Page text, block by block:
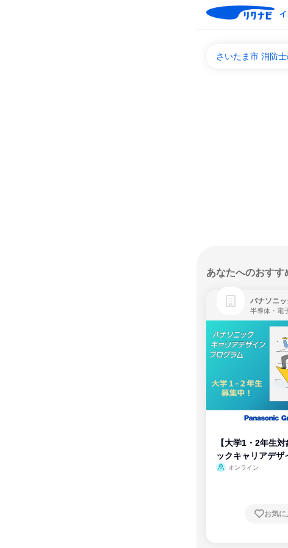
さいたま市 消防
あなたへのおすす
パナソニ
半導体・電
【大学1・2年生
ックキャリアデザ
ム
オンライン
お気に